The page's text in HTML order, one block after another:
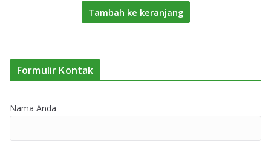
Tambah ke keranjang
Formulir Kontak
Nama Anda